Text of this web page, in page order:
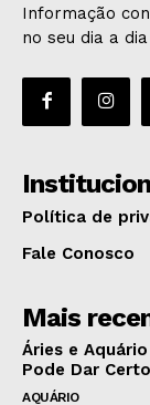
Informação
no seu dia a dia
Política de
Fale Conosco
Mais
Áries e
Pode Dar Certo
AQUÁRIO